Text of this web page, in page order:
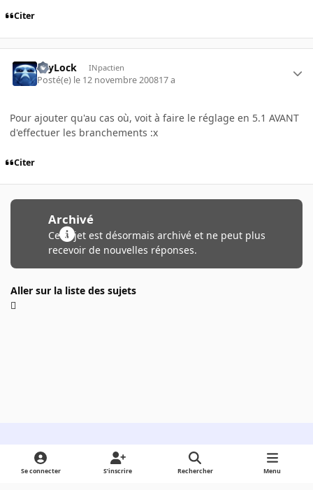
Citer
PsyLock INpactien
Posté(e) le 12 novembre 200817 a
Pour ajouter qu'au cas où, voit à faire le réglage en 5.1 AVANT
d'effectuer les branchements :x
Citer
Archivé
Ce sujet est désormais archivé et ne peut plus
recevoir de nouvelles réponses.
Aller sur la liste des sujets
Light ModeDark ModeSystem Preference
Se connecter S’inscrire Rechercher Menu